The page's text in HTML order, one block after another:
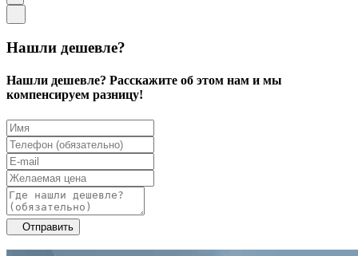
Нашли дешевле?
Нашли дешевле? Расскажите об этом нам и мы
компенсируем разницу!
Отправить